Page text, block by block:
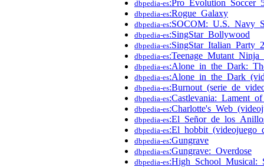
dbpedia-es
dbpedia-es:Rogue_Galaxy
dbpedia-es
dbpedia-es:SingStar_Bollywood
dbpedia-es:SingStar_Italian_Party_2
dbpedia-es
dbpedia-es
dbpedia-es
dbpedia-es
dbpedia-es
dbpedia-es
dbpedia-es
dbpedia-es
dbpedia-es:Gungrave
dbpedia-es:Gungrave:_Overdose
dbpedia-es